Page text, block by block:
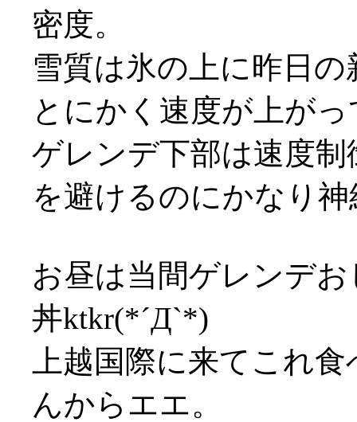
密度。
雪質は氷の上に昨日
とにかく速度が上が
ゲレンデ下部は速度
を避けるのにかなり
お昼は当間ゲレンデ
丼ktkr(*´Д`*)
上越国際に来てこれ
んからエエ。